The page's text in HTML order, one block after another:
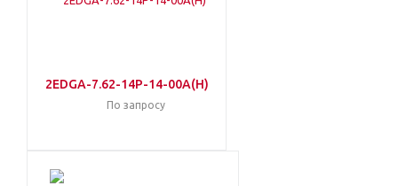
2EDGA-7.62-14P-14-00A(H)
По запросу